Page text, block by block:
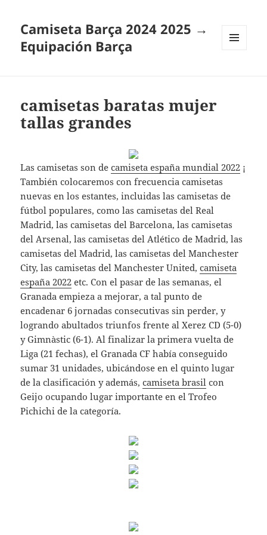
Camiseta Barça 2024 2025 →
Equipación Barça
camisetas baratas mujer
tallas grandes
Las camisetas son decamiseta españa mundial 2022 ¡
También colocaremos con frecuencia camisetas
nuevas en los estantes, incluidas las camisetas de
fútbol populares, como las camisetas del Real
Madrid, las camisetas del Barcelona, las camisetas
del Arsenal, las camisetas del Atlético de Madrid, las
camisetas del Madrid, las camisetas del Manchester
City, las camisetas del Manchester United,camiseta
españa 2022 etc. Con el pasar de las semanas, el
Granada empieza a mejorar, a tal punto de
encadenar 6 jornadas consecutivas sin perder, y
logrando abultados triunfos frente al Xerez CD (5-0)
y Gimnàstic (6-1). Al finalizar la primera vuelta de
Liga (21 fechas), el Granada CF había conseguido
sumar 31 unidades, ubicándose en el quinto lugar
de la clasificación y además,camiseta brasil con
Geijo ocupando lugar importante en el Trofeo
Pichichi de la categoría.